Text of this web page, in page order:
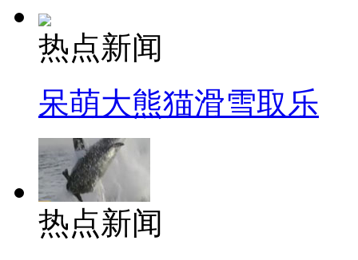
热点新闻
呆萌大熊猫滑雪取乐
热点新闻